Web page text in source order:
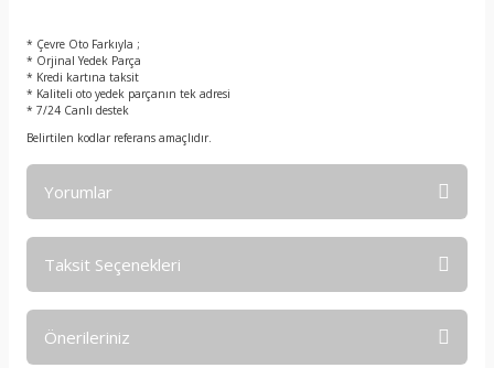
* Çevre Oto Farkıyla ;
* Orjinal Yedek Parça
* Kredi kartına taksit
* Kaliteli oto yedek parçanın tek adresi
* 7/24 Canlı destek
Belirtilen kodlar referans amaçlıdır.
Yorumlar
Taksit Seçenekleri
Önerileriniz